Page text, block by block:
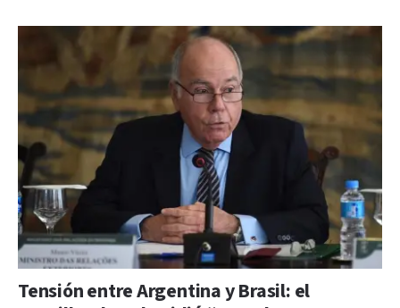
Tensión entre Argentina y Brasil: el